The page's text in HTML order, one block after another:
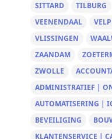
SITTARD
TILBURG
VEENENDAAL
VELP
VLISSINGEN
ZAANDAM
ZWOLLE
ADMINISTRATIEF |
AUTOMATISERING |
BEVEILIGING
KLANTENSERVICE |